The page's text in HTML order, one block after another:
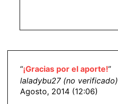
“¡Gracias por el aporte!”
laladybu27 (no verificado)
Agosto, 2014 (12:06)